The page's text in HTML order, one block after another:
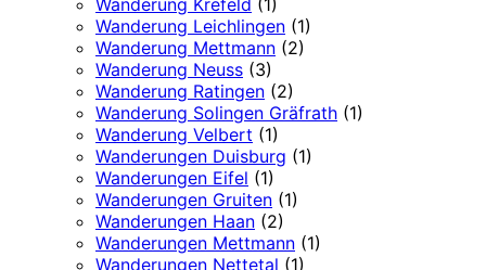
Wanderung Krefeld (1)
Wanderung Leichlingen (1)
Wanderung Mettmann (2)
Wanderung Neuss (3)
Wanderung Ratingen (2)
Wanderung Solingen Gräfrath (1)
Wanderung Velbert (1)
Wanderungen Duisburg (1)
Wanderungen Eifel (1)
Wanderungen Gruiten (1)
Wanderungen Haan (2)
Wanderungen Mettmann (1)
Wanderungen Nettetal (1)